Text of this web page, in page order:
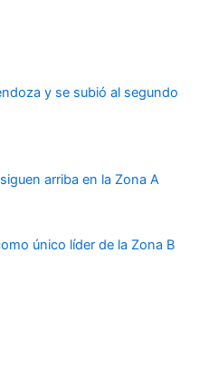
y se subió al segundo
arriba en la Zona A
único líder de la Zona B